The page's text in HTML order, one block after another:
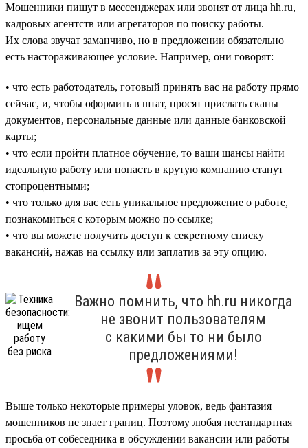
Мошенники пишут в мессенджерах или звонят от лица hh.ru,
кадровых агентств или агрегаторов по поиску работы.
Их слова звучат заманчиво, но в предложении обязательно
есть настораживающее условие. Например, они говорят:
• что есть работодатель, готовый принять вас на работу прямо
сейчас, и, чтобы оформить в штат, просят прислать сканы
документов, персональные данные или данные банковской
карты;
• что если пройти платное обучение, то ваши шансы найти
идеальную работу или попасть в крутую компанию станут
стопроцентными;
• что только для вас есть уникальное предложение о работе,
познакомиться с которым можно по ссылке;
• что вы можете получить доступ к секретному списку
вакансий, нажав на ссылку или заплатив за эту опцию.
Важно помнить, что hh.ru никогда
не звонит пользователям
с какими бы то ни было
предложениями!
Выше только некоторые примеры уловок, ведь фантазия
мошенников не знает границ. Поэтому любая нестандартная
просьба от собеседника в обсуждении вакансии или работы